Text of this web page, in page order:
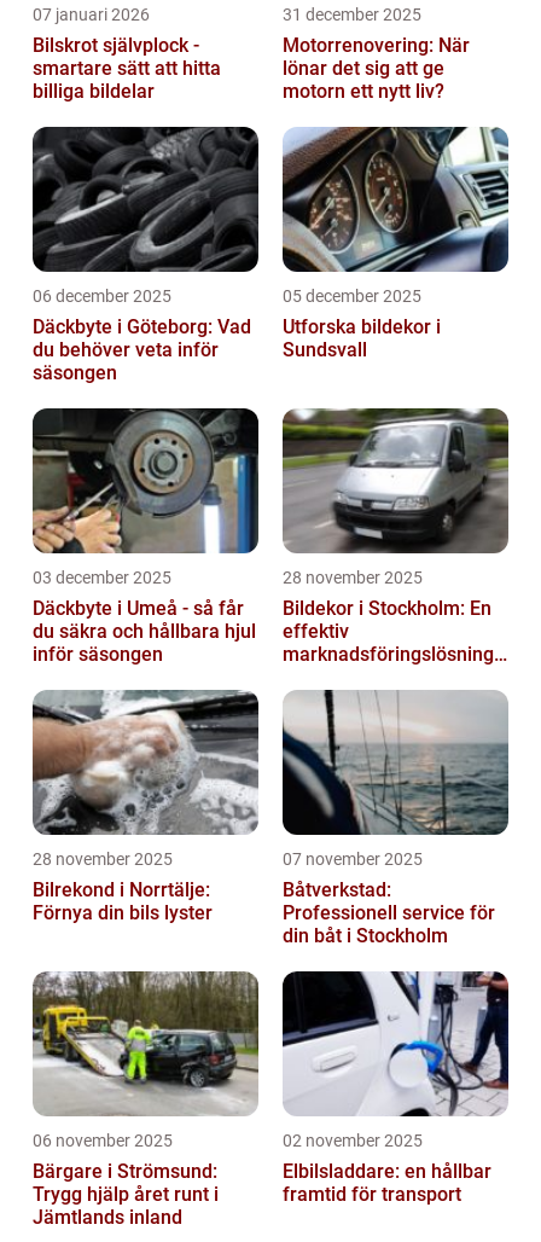
07 januari 2026
Bilskrot självplock -
smartare sätt att hitta
billiga bildelar
31 december 2025
Motorrenovering: När
lönar det sig att ge
motorn ett nytt liv?
06 december 2025
Däckbyte i Göteborg: Vad
du behöver veta inför
säsongen
05 december 2025
Utforska bildekor i
Sundsvall
03 december 2025
Däckbyte i Umeå - så får
du säkra och hållbara hjul
inför säsongen
28 november 2025
Bildekor i Stockholm: En
effektiv
marknadsföringslösning
28 november 2025
Bilrekond i Norrtälje:
Förnya din bils lyster
07 november 2025
Båtverkstad:
Professionell service för
din båt i Stockholm
06 november 2025
Bärgare i Strömsund:
Trygg hjälp året runt i
Jämtlands inland
02 november 2025
Elbilsladdare: en hållbar
framtid för transport